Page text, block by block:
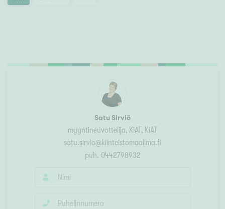
Satu Sirviö
myyntineuvottelija, KiAT , KiAT
satu.sirvio@kiinteistomaailma.fi
puh. 0442798932